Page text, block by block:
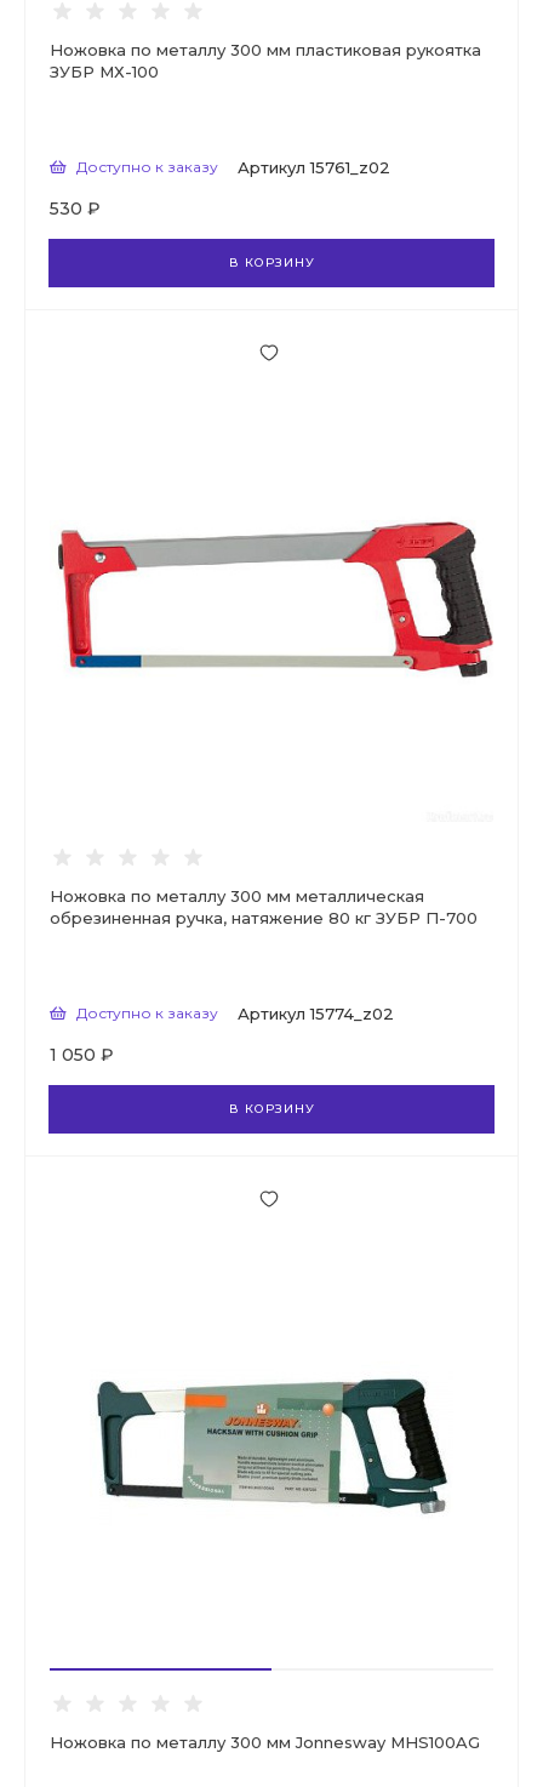
Ножовка по металлу 300 мм пластиковая рукоятка
ЗУБР МХ-100
Доступно к заказу Артикул 15761_z02
530 ₽
В КОРЗИНУ
Ножовка по металлу 300 мм металлическая
обрезиненная ручка, натяжение 80 кг ЗУБР П-700
Доступно к заказу Артикул 15774_z02
1 050 ₽
В КОРЗИНУ
Ножовка по металлу 300 мм Jonnesway MHS100AG